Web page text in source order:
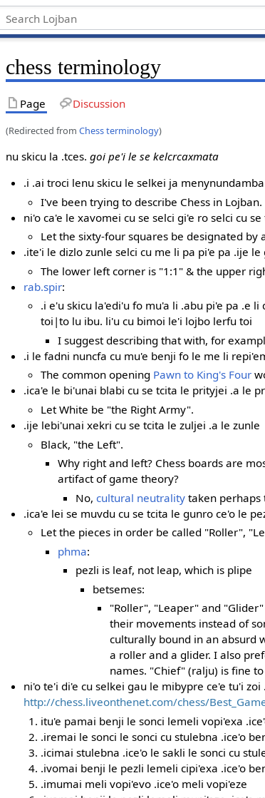
chess terminology
Page Discussion
(Redirected fromChess terminology)
nu skicu la .tces.goi pe'i le se kelcrcaxmata
.i .ai troci lenu skicu le selkei ja
I've been trying to describe Chess in Lojban.
ni'o ca'e le xavomei cu se selci gi'e ro selci cu
Let the sixty-four squares be designated
.ite'i le dizlo zunle selci cu me li pa pi'e pa .ije
The lower left corner is "1:1" & the upper
rab.spir:
.i e'u skicu la'edi'u fo mu'a li .abu pi'e pa .e
toi|to lu ibu. li'u cu bimoi le'i lojbo lerfu toi
I suggest describing that with, for
.i le fadni nuncfa cu mu'e benji fo le me li
The common opening Pawn to King's Four
.ica'e le bi'unai blabi cu se tcita le prityjei .a le
Let White be "the Right Army".
.ije lebi'unai xekri cu se tcita le zuljei .a le zunle
Black, "the Left".
Why right and left? Chess boards are
artifact of game theory?
No, cultural neutralitytaken perhaps
.ica'e lei se muvdu cu se tcita le gunro ce'o le
Let the pieces in order be called "Roller",
phma:
pezli is leaf, not leap, which is plipe
betsemes:
"Roller", "Leaper" and
their movements instead of
culturally bound in an absurd
a roller and a glider. I also
names. "Chief" (ralju) is fine
ni'o te'i di'e cu selkei gau le mibypre ce'e tu'i zoi
http://chess.liveonthenet.com/chess/
itu'e pamai benji le sonci lemeli vopi'exa
.iremai le sonci le sonci cu stulebna .ice'o
.icimai stulebna .ice'o le sakli le sonci cu
.ivomai benji le pezli lemeli cipi'exa .ice'o
.imumai meli vopi'evo .ice'o meli vopi'eze